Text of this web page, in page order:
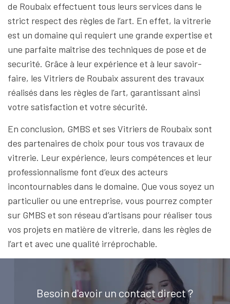
de Roubaix effectuent tous leurs services dans le
strict respect des règles de l’art. En effet, la vitrerie
est un domaine qui requiert une grande expertise et
une parfaite maîtrise des techniques de pose et de
securité. Grâce à leur expérience et à leur savoir-
faire, les Vitriers de Roubaix assurent des travaux
réalisés dans les règles de l’art, garantissant ainsi
votre satisfaction et votre sécurité.
En conclusion, GMBS et ses Vitriers de Roubaix sont
des partenaires de choix pour tous vos travaux de
vitrerie. Leur expérience, leurs compétences et leur
professionnalisme font d’eux des acteurs
incontournables dans le domaine. Que vous soyez un
particulier ou une entreprise, vous pourrez compter
sur GMBS et son réseau d’artisans pour réaliser tous
vos projets en matière de vitrerie, dans les règles de
l’art et avec une qualité irréprochable.
Besoin d'avoir un contact direct ?